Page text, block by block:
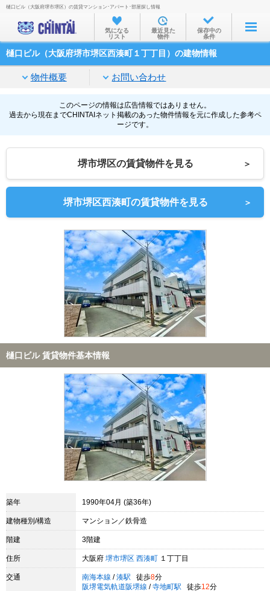
お部屋を探す
沿線・駅から
家賃相場から
通勤通学時間から
物件特集から
不動産会社から
TOP
樋口ビル（大阪府堺市堺区）の賃貸マンション･アパート･部屋探し情報
気になる
リスト
最近見た
物件
保存中の
条件
樋口ビル（大阪府堺市堺区西湊町１丁丁目）の建物情報
物件概要 お問い合わせ
このページの情報は広告情報ではありません。
過去から現在までCHINTAIネット掲載のあった物件情報を元に作成した参考ペ
ージです。
堺市堺区の賃貸物件を見る ＞
堺市堺区西湊町の賃貸物件を見る ＞
樋口ビル 賃貸物件基本情報
築年 1990年04月 (築36年)
建物種別/構造 マンション／鉄骨造
階建 3階建
住所 大阪府 堺市堺区 西湊町 １丁丁目
交通 南海本線 / 湊駅 徒歩8分
阪堺電気軌道阪堺線 / 寺地町駅 徒歩12分